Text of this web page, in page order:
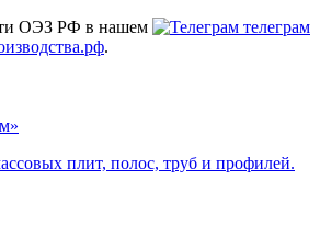
ОЭЗ РФ в нашем
телеграм
.
плит, полос, труб и профилей.